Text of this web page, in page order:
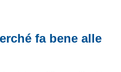
fa bene alle